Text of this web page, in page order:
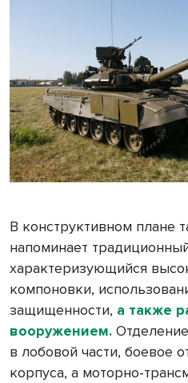
В конструктивном плане
напоминает
характеризующийся
компоновки,
защищенности, а также
вооружением.
в лобовой части, боевое
корпуса, а моторно-